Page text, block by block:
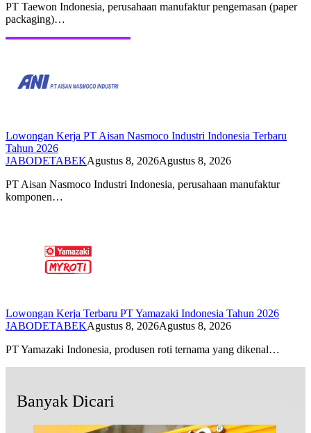
PT Taewon Indonesia, perusahaan manufaktur pengemasan (paper
packaging)…
Lowongan Kerja PT Aisan Nasmoco Industri Indonesia Terbaru
Tahun 2026
JABODETABEKAgustus 8, 2026Agustus 8, 2026
PT Aisan Nasmoco Industri Indonesia, perusahaan manufaktur
komponen…
Lowongan Kerja Terbaru PT Yamazaki Indonesia Tahun 2026
JABODETABEKAgustus 8, 2026Agustus 8, 2026
PT Yamazaki Indonesia, produsen roti ternama yang dikenal…
Banyak Dicari